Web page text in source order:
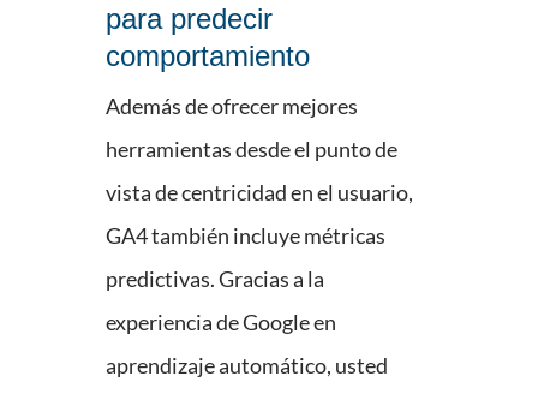
para predecir
comportamiento
Además de ofrecer mejores
herramientas desde el punto de
vista de centricidad en el usuario,
GA4 también incluye métricas
predictivas. Gracias a la
experiencia de Google en
aprendizaje automático, usted